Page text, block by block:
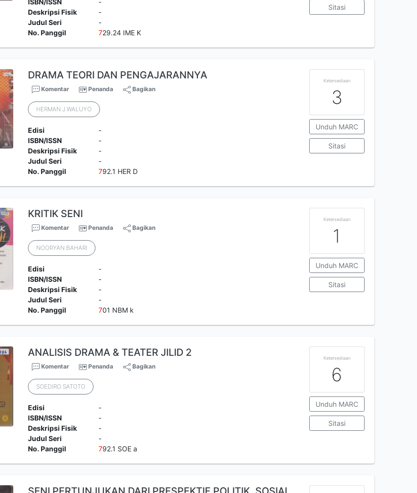
ISBN/ISSN
-
Deskripsi Fisik
-
Judul Seri
-
No. Panggil
729.24 IME K
Sitasi
DRAMA TEORI DAN PENGAJARANNYA
Komentar Penanda Bagikan
HERMAN J WALUYO
Edisi
-
ISBN/ISSN
-
Deskripsi Fisik
-
Judul Seri
-
No. Panggil
792.1 HER D
Ketersediaan
3
Unduh MARC
Sitasi
KRITIK SENI
Komentar Penanda Bagikan
NOORYAN BAHARI
Edisi
-
ISBN/ISSN
-
Deskripsi Fisik
-
Judul Seri
-
No. Panggil
701 NBM k
Ketersediaan
1
Unduh MARC
Sitasi
ANALISIS DRAMA & TEATER JILID 2
Komentar Penanda Bagikan
SOEDIRO SATOTO
Edisi
-
ISBN/ISSN
-
Deskripsi Fisik
-
Judul Seri
-
No. Panggil
792.1 SOE a
Ketersediaan
6
Unduh MARC
Sitasi